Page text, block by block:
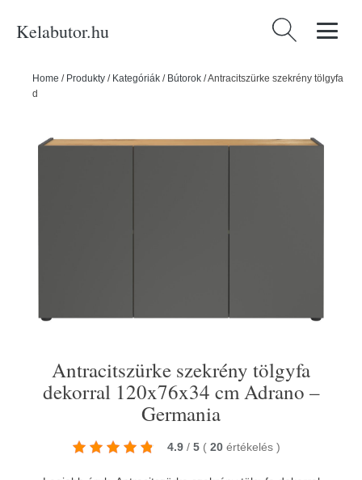
Kelabutor.hu Keresés:
Home / Produkty / Kategóriák / Bútorok /Antracitszürke szekrény tölgyfa
dekorral 120x76x34 cm Adrano – Germania
Antracitszürke szekrény tölgyfa
dekorral 120x76x34 cm Adrano –
Germania
4.9 / 5 ( 20 értékelés )